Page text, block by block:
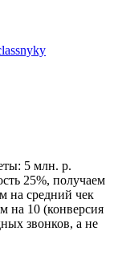
5 млн. р.
25%, получаем
на средний чек
на 10 (конверсия
звонков, а не